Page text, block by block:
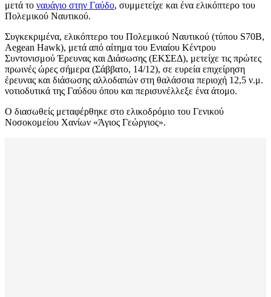
μετά το ναυάγιο στην Γαύδο, συμμετείχε και ένα ελικόπτερο του
Πολεμικού Ναυτικού.
Συγκεκριμένα, ελικόπτερο του Πολεμικού Ναυτικού (τύπου S70B,
Aegean Hawk), μετά από αίτημα του Ενιαίου Κέντρου
Συντονισμού Έρευνας και Διάσωσης (ΕΚΣΕΔ), μετείχε τις πρώτες
πρωινές ώρες σήμερα (Σάββατο, 14/12), σε ευρεία επιχείρηση
έρευνας και διάσωσης αλλοδαπών στη θαλάσσια περιοχή 12,5 ν.μ.
νοτιοδυτικά της Γαύδου όπου και περισυνέλλεξε ένα άτομο.
Ο διασωθείς μεταφέρθηκε στο ελικοδρόμιο του Γενικού
Νοσοκομείου Χανίων «Άγιος Γεώργιος».